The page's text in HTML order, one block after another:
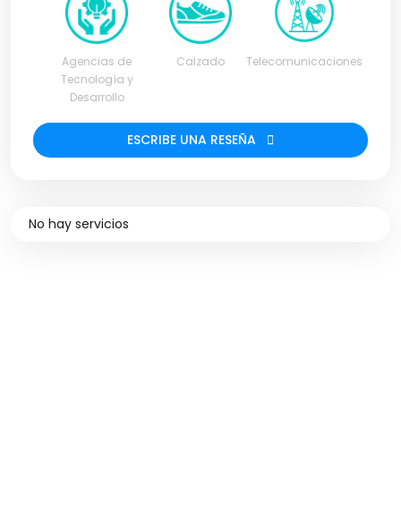
Agencias de
Tecnología y
Desarrollo
Calzado Telecomunicaciones
ESCRIBE UNA RESEÑA
No hay servicios